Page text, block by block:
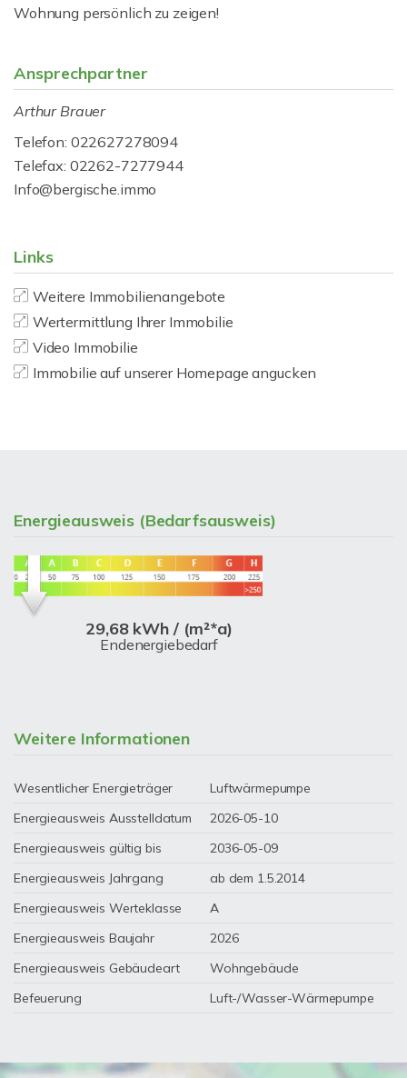
Wohnung persönlich zu zeigen!
Ansprechpartner
Arthur Brauer
Telefon: 022627278094
Telefax: 02262-7277944
Info@bergische.immo
Links
Weitere Immobilienangebote
Wertermittlung Ihrer Immobilie
Video Immobilie
Immobilie auf unserer Homepage angucken
Energieausweis (Bedarfsausweis)
29,68 kWh / (m²*a)
Endenergiebedarf
Weitere Informationen
Wesentlicher Energieträger
Luftwärmepumpe
Energieausweis Ausstelldatum
2026-05-10
Energieausweis gültig bis
2036-05-09
Energieausweis Jahrgang
ab dem 1.5.2014
Energieausweis Werteklasse
A
Energieausweis Baujahr
2026
Energieausweis Gebäudeart
Wohngebäude
Befeuerung
Luft-/Wasser-Wärmepumpe